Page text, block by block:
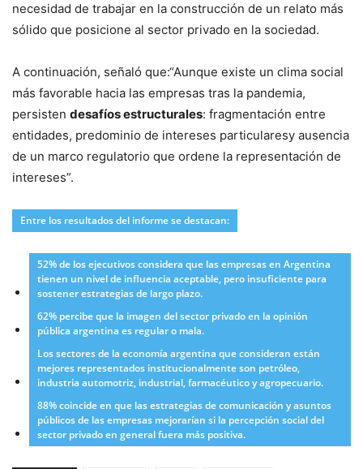
necesidad de trabajar en la construcción de un relato más
sólido que posicione al sector privado en la sociedad.
A continuación, señaló que:“Aunque existe un clima social
más favorable hacia las empresas tras la pandemia,
persisten desafíos estructurales: fragmentación entre
entidades, predominio de intereses particularesy ausencia
de un marco regulatorio que ordene la representación de
intereses”.
Entre los resultados del informe se destacan:
52% de los ejecutivos considera que las empresas en Argentina
tienen un nivel de influencia aceptable, pero insuficiente para
sostener estrategias de largo plazo.
62% percibe que la imagen del sector privado en la opinión
pública argentina es regular o mala.
Los sectores de la economía argentina que consideran están
mejores representados institucionalmente son petróleo,
industria automotriz, industrial, farmacéutico y agropecuario.
88% coincide en que las estrategias de comunicación y asuntos
públicos de las empresas mejorarían si la percepción social del
sector privado en general fuera más positiva.